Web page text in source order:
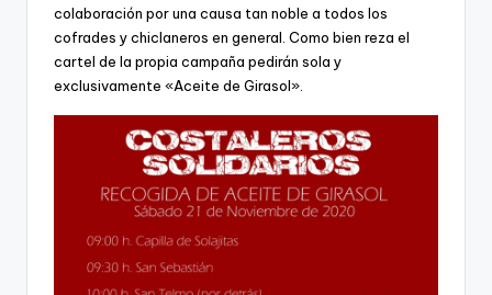
colaboración por una causa tan noble a todos los
cofrades y chiclaneros en general. Como bien reza el
cartel de la propia campaña pedirán sola y
exclusivamente «Aceite de Girasol».